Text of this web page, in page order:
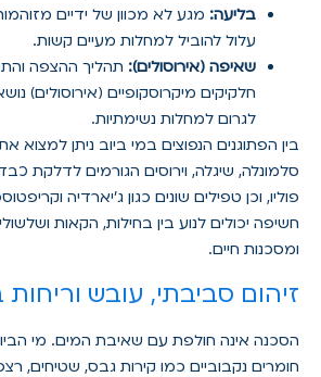
בליעה: מגע לא מכוון של ידיים
עלול להוביל למחלות מעיים קשות.
שאיפה (אירוסולים): תהליך ההצפה
חלקיקים מיקרוסקופיים (אירוסולים)
לגרום למחלות נשימתיות.
בין הפתוגנים הנפוצים במי ביוב ניתן למצוא
פוליו, וכן טפילים שונים כגון ג'יארדיה
חשיפה יכולים לנוע בין בחילות, הקאות
ומסכנות חיים.
זיהום סביבתי, עובש
הסכנה אינה חולפת עם שאיבת המים. מי
חומרים נקבוביים כמו קירות גבס, שטיחים,